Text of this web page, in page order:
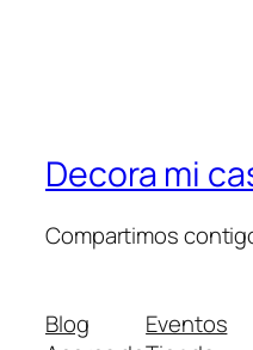
Decora mi
Compartimos
Blog
Eventos